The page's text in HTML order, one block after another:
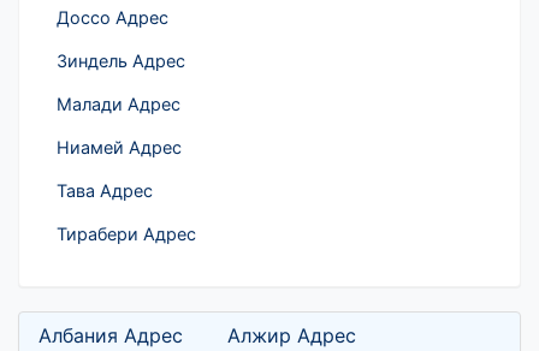
Доссо Адрес
Зиндель Адрес
Малади Адрес
Ниамей Адрес
Тава Адрес
Тирабери Адрес
Албания Адрес Алжир Адрес